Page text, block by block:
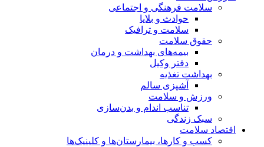
سلامت فرهنگی و اجتماعی
حوادث و بلایا
سلامت و ترافیک
حقوق سلامت
بیمه‌های بهداشت و درمان
دفتر وکیل
بهداشت تغذیه
آشپزی سالم
ورزش و سلامت
تناسب اندام و بدن‌سازی
سبک زندگی
اقتصاد سلامت
کسب و کارها، بیمارستان‌ها و کلینیک‌ها